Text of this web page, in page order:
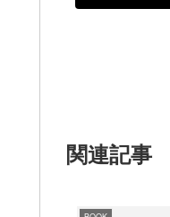
関連記事